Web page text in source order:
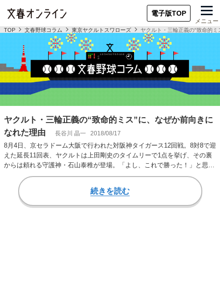
電子版TOP
メニュー
TOP 文春野球コラム 東京ヤクルトスワローズ ヤクルト・三輪正義の“致命的
ヤクルト・三輪正義の“致命的ミス”に、なぜか前向きに
なれた理由
長谷川 晶一 2018/08/17
8月4日、京セラドーム大阪で行われた対阪神タイガース12回戦。8対8で迎
えた延長11回表、ヤクルトは上田剛史のタイムリーで1点を挙げ、その裏
からは頼れる守護神・石山泰稚が登場。「よし、これで勝った！」と思っ
たヤクル…
続きを読む